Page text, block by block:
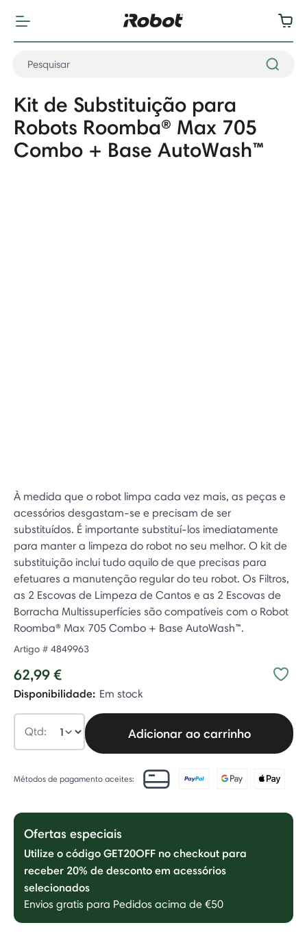
Kit de Substituição para
Robots Roomba® Max 705
Combo + Base AutoWash™
À medida que o robot limpa cada vez mais, as peças e
acessórios desgastam-se e precisam de ser
substituídos. É importante substituí-los imediatamente
para manter a limpeza do robot no seu melhor. O kit de
substituição inclui tudo aquilo de que precisas para
efetuares a manutenção regular do teu robot. Os Filtros,
as 2 Escovas de Limpeza de Cantos e as 2 Escovas de
Borracha Multissuperfícies são compatíveis com o Robot
Roomba® Max 705 Combo + Base AutoWash™.
Artigo # 4849963
62,99 €
Disponibilidade: Em stock
Qtd: Adicionar ao carrinho
Métodos de pagamento aceites:
Ofertas especiais
Utilize o código GET20OFF no checkout para
receber 20% de desconto em acessórios
selecionados
Envios gratis para Pedidos acima de €50